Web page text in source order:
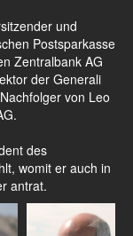
und
Postsparkasse
Zentralbank AG
der Generali
von Leo
des
womit er auch in
antrat.